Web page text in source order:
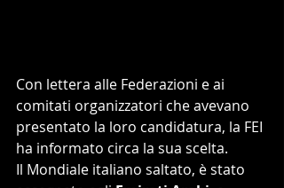
Con lettera alle Federazioni e ai
comitati organizzatori che avevano
presentato la loro candidatura, la FEI
ha informato circa la sua scelta.
Il Mondiale italiano saltato, è stato